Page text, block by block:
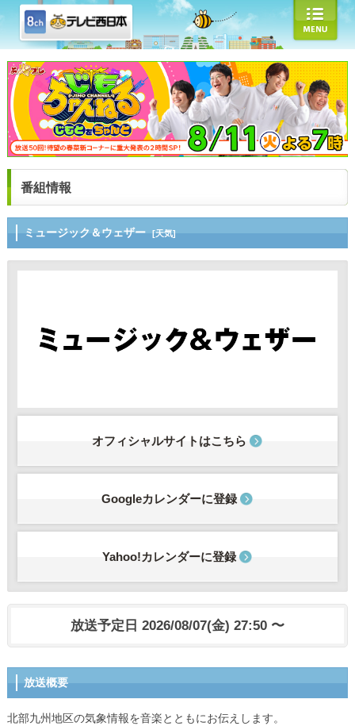
番組情報
ミュージック＆ウェザー [天気]
オフィシャルサイトはこちら
Googleカレンダーに登録
Yahoo!カレンダーに登録
放送予定日 2026/08/07(金) 27:50 〜
放送概要
北部九州地区の気象情報を音楽とともにお伝えします。